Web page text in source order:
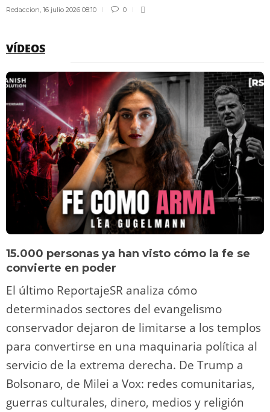
Redaccion 16 julio 2026 08:10 0
VÍDEOS
15.000 personas ya han visto cómo la fe se
convierte en poder
El último ReportajeSR analiza cómo
determinados sectores del evangelismo
conservador dejaron de limitarse a los templos
para convertirse en una maquinaria política al
servicio de la extrema derecha. De Trump a
Bolsonaro, de Milei a Vox: redes comunitarias,
guerras culturales, dinero, medios y religión